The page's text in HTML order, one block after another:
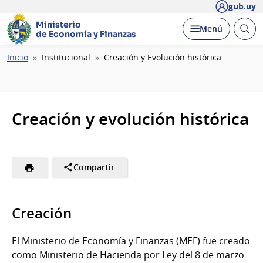
gub.uy
Ministerio
de Economía y Finanzas
Desplegar
Menú Abrir
Ruta
Inicio Institucional Creación y Evolución histórica
Creación y evolución histórica
Compartir
Creación
El Ministerio de Economía y Finanzas (MEF) fue creado
como Ministerio de Hacienda por Ley del 8 de marzo